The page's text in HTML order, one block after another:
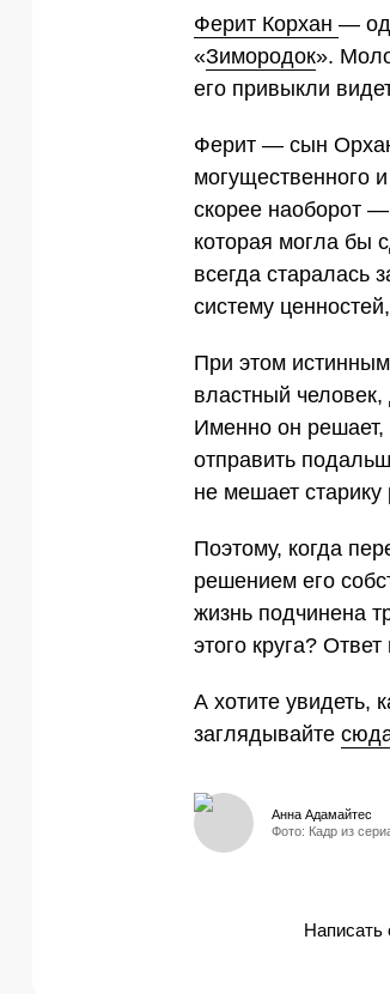
Ферит Корхан —
«Зимородок».
его привыкли
Ферит — сын
могущественного
скорее наоборот
которая могла бы
всегда старалась
систему
При этом
властный человек,
Именно он решает,
отправить
не мешает старику
Поэтому, когда
решением его
жизнь подчинена
этого круга?
А хотите увидеть,
заглядывайте
Фото: Кадр из
Анна Адамайтес
Написать